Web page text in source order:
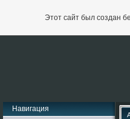
Навигация
Этот сайт был создан